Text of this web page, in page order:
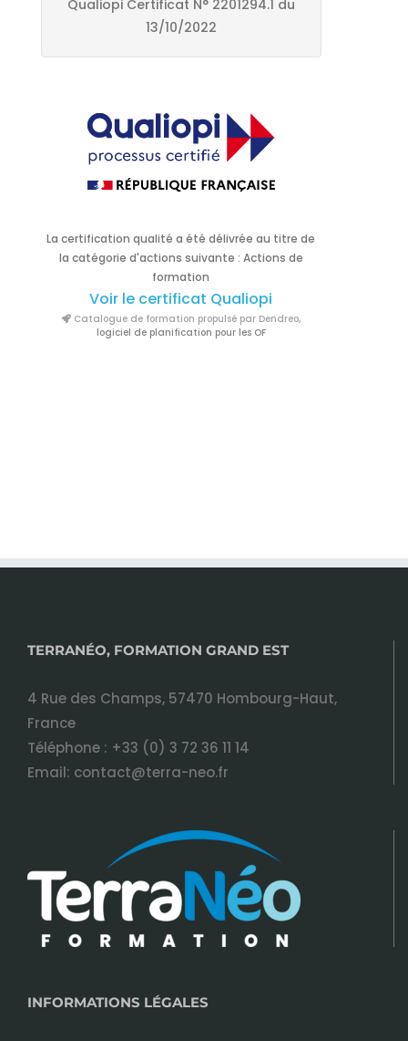
Qualiopi Certificat N° 2201294.1 du
13/10/2022
La certification qualité a été délivrée au titre de
la catégorie d'actions suivante : Actions de
formation
Voir le certificat Qualiopi
Catalogue de formation propulsé par Dendreo,
logiciel de planification pour les OF
TERRANÉO, FORMATION GRAND EST
4 Rue des Champs, 57470 Hombourg-Haut,
France
Téléphone : +33 (0) 3 72 36 11 14
Email: contact@terra-neo.fr
INFORMATIONS LÉGALES